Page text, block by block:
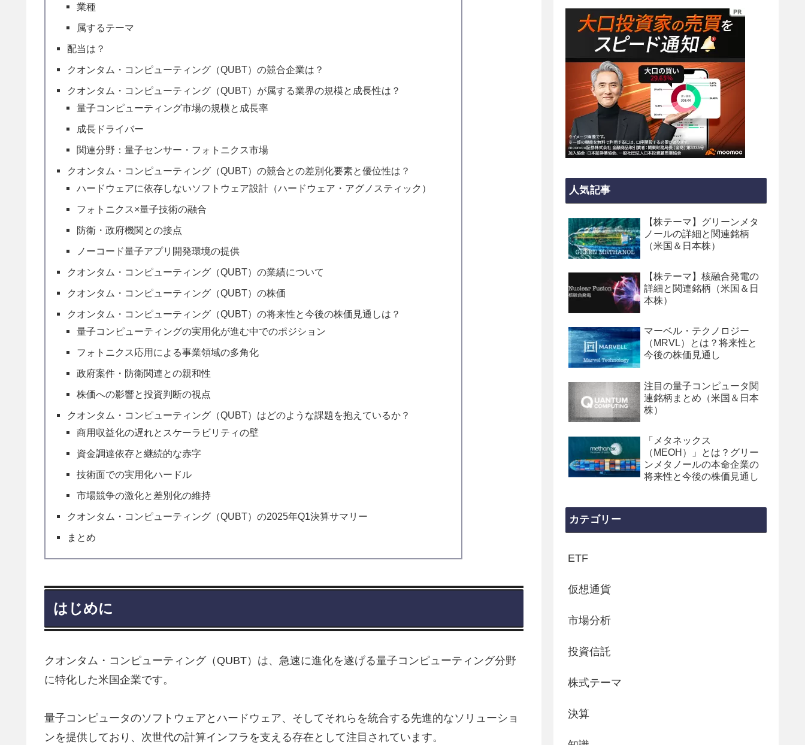
業種
属するテーマ
配当は？
クオンタム・コンピューティング（QUBT）の競合企業は？
クオンタム・コンピューティング（QUBT）が属する業界の規模と成長性は？
量子コンピューティング市場の規模と成長率
成長ドライバー
関連分野：量子センサー・フォトニクス市場
クオンタム・コンピューティング（QUBT）の競合との差別化要素と優位性は？
ハードウェアに依存しないソフトウェア設計（ハードウェア・アグノスティック）
フォトニクス×量子技術の融合
防衛・政府機関との接点
ノーコード量子アプリ開発環境の提供
クオンタム・コンピューティング（QUBT）の業績について
クオンタム・コンピューティング（QUBT）の株価
クオンタム・コンピューティング（QUBT）の将来性と今後の株価見通しは？
量子コンピューティングの実用化が進む中でのポジション
フォトニクス応用による事業領域の多角化
政府案件・防衛関連との親和性
株価への影響と投資判断の視点
クオンタム・コンピューティング（QUBT）はどのような課題を抱えているか？
商用収益化の遅れとスケーラビリティの壁
資金調達依存と継続的な赤字
技術面での実用化ハードル
市場競争の激化と差別化の維持
クオンタム・コンピューティング（QUBT）の2025年Q1決算サマリー
まとめ
はじめに
クオンタム・コンピューティング（QUBT）は、急速に進化を遂げる量子コンピューティング分野
に特化した米国企業です。
量子コンピュータのソフトウェアとハードウェア、そしてそれらを統合する先進的なソリューショ
ンを提供しており、次世代の計算インフラを支える存在として注目されています。
人気記事
【株テーマ】グリーンメタ
ノールの詳細と関連銘柄
（米国＆日本株）
【株テーマ】核融合発電の
詳細と関連銘柄（米国＆日
本株）
マーベル・テクノロジー
（MRVL）とは？将来性と
今後の株価見通し
注目の量子コンピュータ関
連銘柄まとめ（米国＆日本
株）
「メタネックス
（MEOH）」とは？グリー
ンメタノールの本命企業の
将来性と今後の株価見通し
カテゴリー
ETF
仮想通貨
市場分析
投資信託
株式テーマ
決算